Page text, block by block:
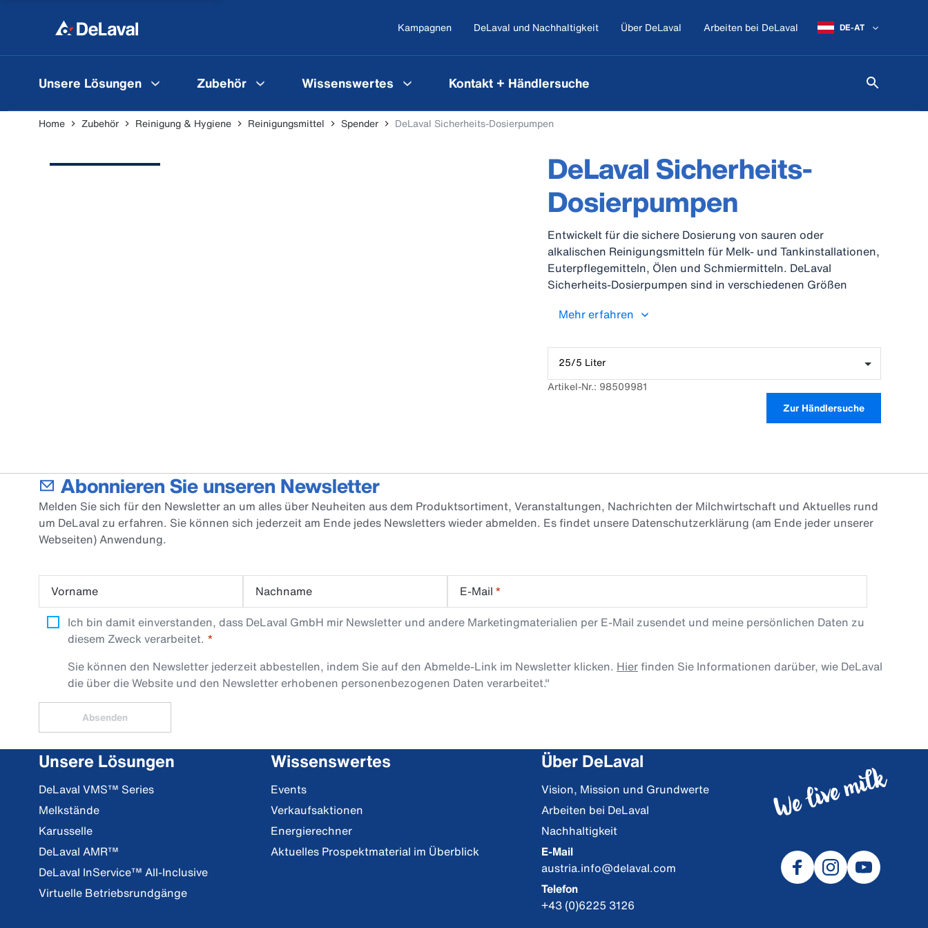
Kampagnen DeLaval und Nachhaltigkeit Über DeLaval Arbeiten bei DeLaval DE-AT
Unsere Lösungen Zubehör Wissenswertes Kontakt + Händlersuche
Home Zubehör Reinigung & Hygiene Reinigungsmittel Spender DeLaval Sicherheits-Dosierpumpen
DeLaval Sicherheits-
Dosierpumpen
Entwickelt für die sichere Dosierung von sauren oder
alkalischen Reinigungsmitteln für Melk- und Tankinstallationen,
Euterpflegemitteln, Ölen und Schmiermitteln. DeLaval
Sicherheits-Dosierpumpen sind in verschiedenen Größen
Mehr erfahren
25/5 Liter
Artikel-Nr.: 98509981
Zur Händlersuche
Abonnieren Sie unseren Newsletter
Melden Sie sich für den Newsletter an um alles über Neuheiten aus dem Produktsortiment, Veranstaltungen, Nachrichten der Milchwirtschaft und Aktuelles rund
um DeLaval zu erfahren. Sie können sich jederzeit am Ende jedes Newsletters wieder abmelden. Es findet unsere Datenschutzerklärung (am Ende jeder unserer
Webseiten) Anwendung.
Vorname Nachname E-Mail *
Ich bin damit einverstanden, dass DeLaval GmbH mir Newsletter und andere Marketingmaterialien per E-Mail zusendet und meine persönlichen Daten zu
diesem Zweck verarbeitet.
Sie können den Newsletter jederzeit abbestellen, indem Sie auf den Abmelde-Link im Newsletter klicken. Hierfinden Sie Informationen darüber, wie DeLaval
die über die Website und den Newsletter erhobenen personenbezogenen Daten verarbeitet."
Absenden
Unsere Lösungen
DeLaval VMS™ Series
Melkstände
Karusselle
DeLaval AMR™
DeLaval InService™ All-Inclusive
Virtuelle Betriebsrundgänge
Wissenswertes
Events
Verkaufsaktionen
Energierechner
Aktuelles Prospektmaterial im Überblick
Über DeLaval
Vision, Mission und Grundwerte
Arbeiten bei DeLaval
Nachhaltigkeit
E-Mail
austria.info@delaval.com
Telefon
+43 (0)6225 3126